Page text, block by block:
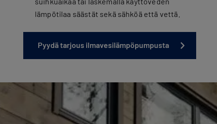
lämpötilaa säästät sekä sähköä että vettä.
Pyydä tarjous ilmavesilämpöpumpusta